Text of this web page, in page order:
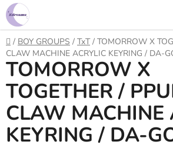
Prejsť
na
obsah
Domov
/ BOY GROUPS / TxT / TOMORROW X
CLAW MACHINE ACRYLIC KEYRING / DA-
TOMORROW X
TOGETHER /
CLAW MACHINE
KEYRING / DA-